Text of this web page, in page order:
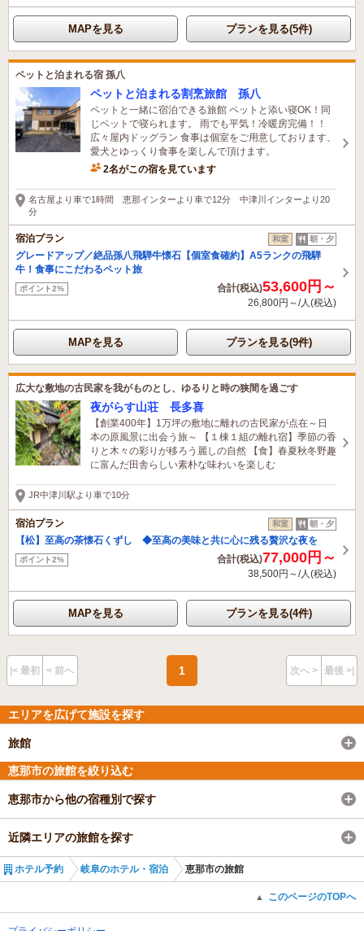
MAPを見る プランを見る(5件)
ペットと泊まれる宿 孫八
ペットと泊まれる割烹旅館 孫八
ペットと一緒に宿泊できる旅館 ペットと添い寝OK！同
じベットで寝られます。 雨でも平気！冷暖房完備！！
広々屋内ドッグラン 食事は個室をご用意しております、
愛犬とゆっくり食事を楽しんで頂けます。
2名がこの宿を見ています
名古屋より車で1時間 恵那インターより車で12分 中津川インターより20
分
宿泊プラン 和室 朝・夕
グレードアップ／絶品孫八飛騨牛懐石【個室食確約】A5ランクの飛騨
牛！食事にこだわるペット旅
ポイント2% 合計(税込)53,600円～
26,800円～/人(税込)
MAPを見る プランを見る(9件)
広大な敷地の古民家を我がものとし、ゆるりと時の狭間を過ごす
夜がらす山荘 長多喜
【創業400年】1万坪の敷地に離れの古民家が点在～日
本の原風景に出会う旅～ 【１棟１組の離れ宿】季節の香
りと木々の彩りが移ろう麗しの自然 【食】春夏秋冬野趣
に富んだ田舎らしい素朴な味わいを楽しむ
JR中津川駅より車で10分
宿泊プラン 和室 朝・夕
【松】至高の茶懐石くずし ◆至高の美味と共に心に残る贅沢な夜を
ポイント2% 合計(税込)77,000円～
38,500円～/人(税込)
MAPを見る プランを見る(4件)
|< 最初 < 前へ 1 次へ > 最後 >|
エリアを広げて施設を探す
旅館
恵那市の旅館を絞り込む
恵那市から他の宿種別で探す
近隣エリアの旅館を探す
ホテル予約 岐阜のホテル・宿泊 恵那市の旅館
▲ このページのTOPへ